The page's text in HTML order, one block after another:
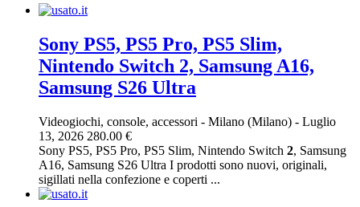
Sony PS5, PS5 Pro, PS5 Slim,
Nintendo Switch 2, Samsung A16,
Samsung S26 Ultra
Videogiochi, console, accessori - Milano (Milano) - Luglio
13, 2026 280.00 €
Sony PS5, PS5 Pro, PS5 Slim, Nintendo Switch 2, Samsung
A16, Samsung S26 Ultra I prodotti sono nuovi, originali,
sigillati nella confezione e coperti ...